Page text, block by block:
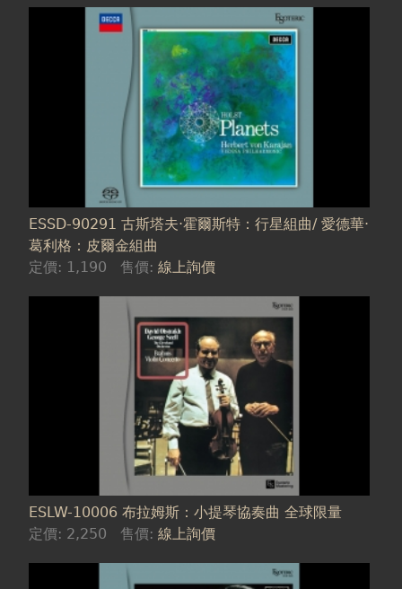
ESSD-90291 古斯塔夫·霍爾斯特：行星組曲/ 愛德華·
葛利格：皮爾金組曲
定價: 1,190 售價:線上詢價
ESLW-10006 布拉姆斯：小提琴協奏曲 全球限量
定價: 2,250 售價:線上詢價